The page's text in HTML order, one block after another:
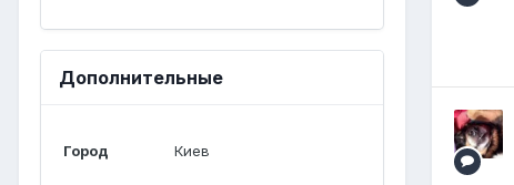
Дополнительные
Город Киев